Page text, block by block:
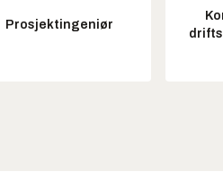
Prosjektingeniør